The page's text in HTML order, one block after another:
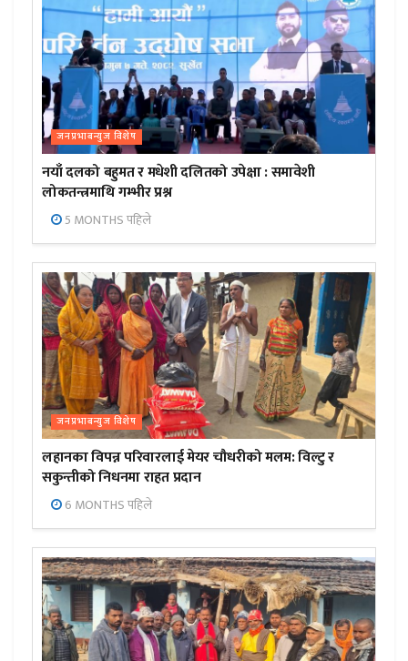
जनप्रभाबन्युज विशेष
नयाँ दलको बहुमत र मधेशी दलितको उपेक्षा : समावेशी
लोकतन्त्रमाथि गम्भीर प्रश्न
5 MONTHS पहिले
जनप्रभाबन्युज विशेष
लहानका विपन्न परिवारलाई मेयर चौधरीको मलम: विल्टु र
सकुन्तीको निधनमा राहत प्रदान
6 MONTHS पहिले